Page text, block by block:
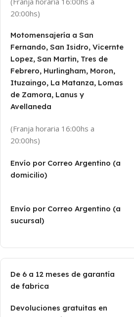
20:00hs)
Motomensajería a San
Fernando, San Isidro, Vicernte
Lopez, San Martin, Tres de
Febrero, Hurlingham, Moron,
Ituzaingo, La Matanza, Lomas
de Zamora, Lanus y
Avellaneda
(Franja horaria 16:00hs a
20:00hs)
Envío por Correo Argentino (a
domicilio)
Envío por Correo Argentino (a
sucursal)
De 6 a 12 meses de garantía
de fabrica
Devoluciones gratuitas en